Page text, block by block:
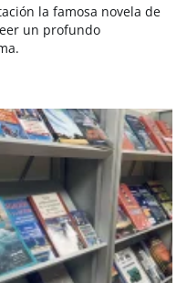
la famosa novela de
un profundo